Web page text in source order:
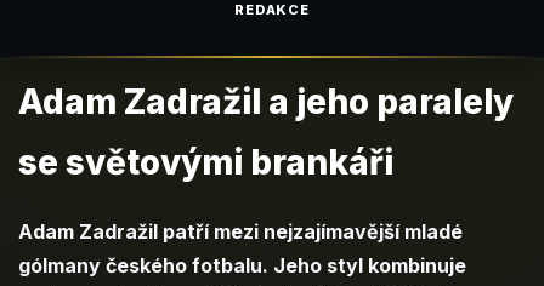
REDAKCE
Adam Zadražil a jeho paralely
se světovými brankáři
Adam Zadražil patří mezi nejzajímavější mladé
gólmany českého fotbalu. Jeho styl kombinuje